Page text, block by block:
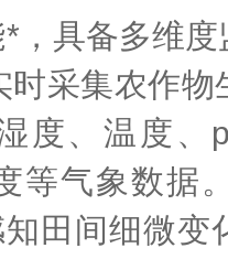
，具备多维
时采集农作
度、温度、
等气象数据
知田间细微